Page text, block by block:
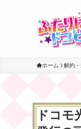
ホーム 解約・
ドコ